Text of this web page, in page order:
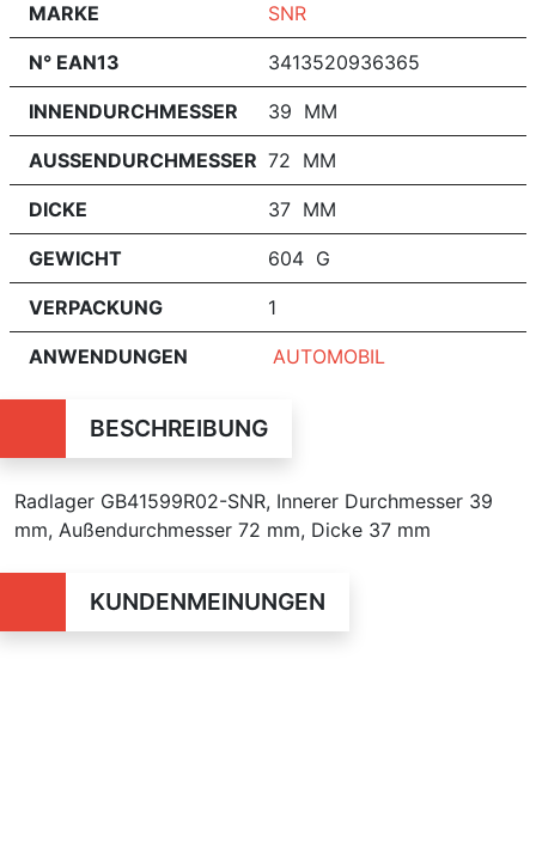
MARKE SNR
N° EAN13 3413520936365
INNENDURCHMESSER 39 MM
AUSSENDURCHMESSER 72 MM
DICKE 37 MM
GEWICHT 604 G
VERPACKUNG 1
ANWENDUNGEN AUTOMOBIL
BESCHREIBUNG
Radlager GB41599R02-SNR, Innerer Durchmesser 39
mm, Außendurchmesser 72 mm, Dicke 37 mm
KUNDENMEINUNGEN